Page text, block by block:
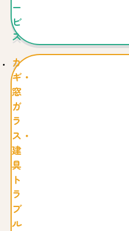
ー
ビ
ス
カ
ギ・
窓
ガ
ラ
ス・
建
具
ト
ラ
ブ
ル